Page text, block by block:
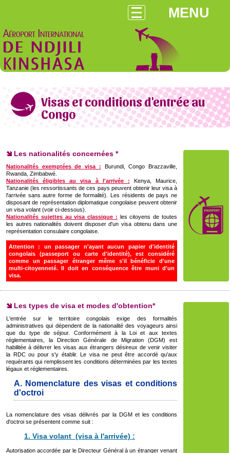
MENU
Visas et conditions d'entrée au
Congo
Les nationalités concernées *
Nationalités exemptées de visa : Burundi, Congo Brazzaville,
Rwanda, Zimbabwé.
Nationalités éligibles au visa à l'arrivée : Kenya, Maurice,
Tanzanie (les ressortissants de ces pays peuvent obtenir leur visa à
l'arrivée sans autre forme de formalité). Les résidents de pays ne
disposant de représentation diplomatique congolaise peuvent obtenir
un visa volant (voir ci-dessous).
Nationalités sujettes au visa classique : les citoyens de toutes
les autres nationalités doivent disposer d'un visa obtenu dans une
représentation consulaire congolaise.
Attention :
un passager n'ayant aucun papier d'identité
congolais (passeport ou carte d'identité), est considéré
comme un passager étranger même s'il bénéficie d'une
multi-citoyenneté. Il doit en conséquence être muni d'un
visa.
Les types de visa et modes d'obtention*
L'entrée sur le territoire congolais exige des formalités
administratives qui dépendent de la nationalité des voyageurs ainsi
que du type de séjour. Conformément à la Loi et aux textes
réglementaires, la Direction Générale de Migration (DGM) est
habilitée à délivrer les visas aux étrangers désireux de venir visiter
la RDC ou pour s'y établir. Le visa ne peut être accordé qu'aux
requérants qui remplissent les conditions déterminées par les textes
légaux et réglementaires.
A. Nomenclature des visas et conditions
d'octroi
La nomenclature des visas délivrés par la DGM et les conditions
d'octroi se présentent comme suit :
1. Visa volant (visa à l'arrivée) :
Autorisation accordée par le Directeur Général à un étranger venant